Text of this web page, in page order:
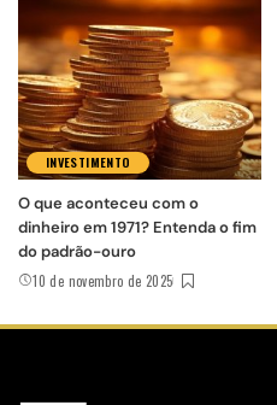
INVESTIMENTO
O que aconteceu com o
dinheiro em 1971? Entenda o fim
do padrão-ouro
10 de novembro de 2025